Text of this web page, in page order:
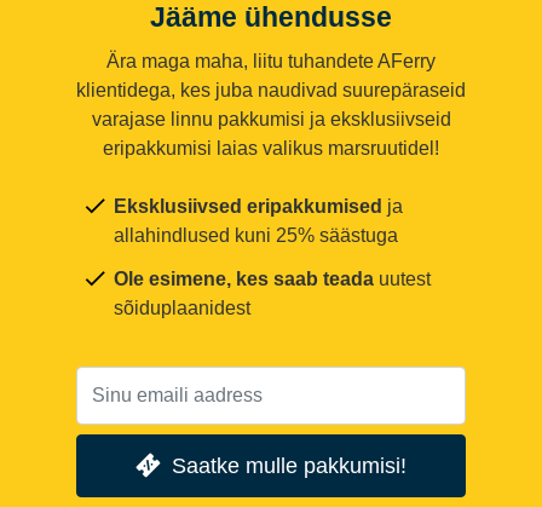
Jääme ühendusse
Ära maga maha, liitu tuhandete AFerry
klientidega, kes juba naudivad suurepäraseid
varajase linnu pakkumisi ja eksklusiivseid
eripakkumisi laias valikus marsruutidel!
Eksklusiivsed eripakkumised ja
allahindlused kuni 25% säästuga
Ole esimene, kes saab teada uutest
sõiduplaanidest
Saatke mulle pakkumisi!